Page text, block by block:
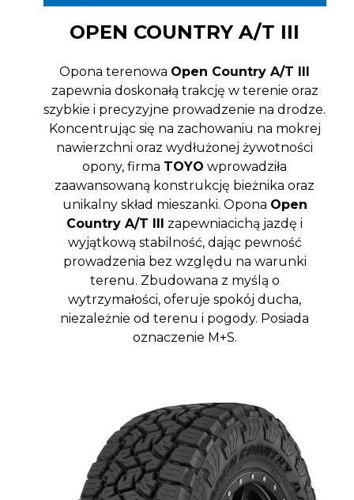
OPEN COUNTRY A/T III
Opona terenowa Open Country A/T III
zapewnia doskonałą trakcję w terenie oraz
szybkie i precyzyjne prowadzenie na drodze.
Koncentrując się na zachowaniu na mokrej
nawierzchni oraz wydłużonej żywotności
opony, firma TOYO wprowadziła
zaawansowaną konstrukcję bieżnika oraz
unikalny skład mieszanki. Opona Open
Country A/T III zapewniacichą jazdę i
wyjątkową stabilność, dając pewność
prowadzenia bez względu na warunki
terenu. Zbudowana z myślą o
wytrzymałości, oferuje spokój ducha,
niezależnie od terenu i pogody. Posiada
oznaczenie M+S.